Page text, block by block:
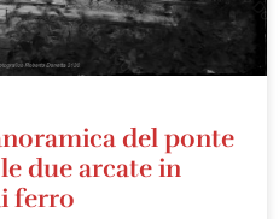
del ponte
due arcate in
ferro